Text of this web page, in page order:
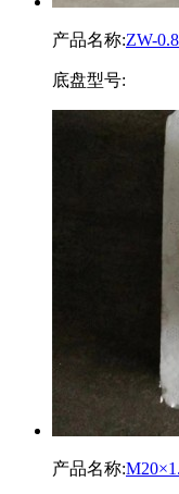
产品名称:ZW-
底盘型号:
产品名称: